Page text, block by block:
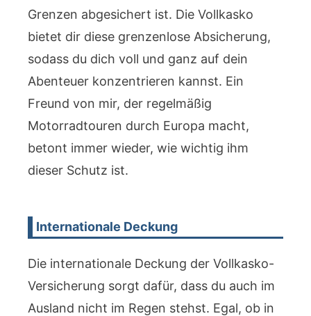
Grenzen abgesichert ist. Die Vollkasko
bietet dir diese grenzenlose Absicherung,
sodass du dich voll und ganz auf dein
Abenteuer konzentrieren kannst. Ein
Freund von mir, der regelmäßig
Motorradtouren durch Europa macht,
betont immer wieder, wie wichtig ihm
dieser Schutz ist.
Internationale Deckung
Die internationale Deckung der Vollkasko-
Versicherung sorgt dafür, dass du auch im
Ausland nicht im Regen stehst. Egal, ob in